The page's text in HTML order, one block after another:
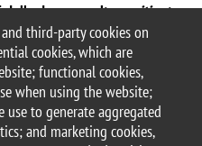
third-party cookies on
cookies, which are
functional cookies,
when using the website;
use to generate aggregated
and marketing cookies,
donne: sceltepositivetra
femminista dagli anni
che ancora continua